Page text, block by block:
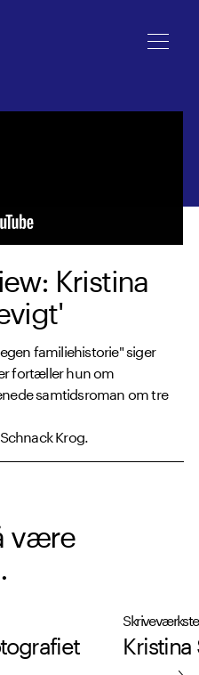
Kristina
familiehistorie" siger
fortæller hun om
samtidsroman om tre
Krog.
være